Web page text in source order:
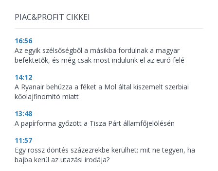
PIAC&PROFIT CIKKEI
16:56
Az egyik szélsőségből a másikba fordulnak a magyar
befektetők, és még csak most indulunk el az euró felé
14:12
A Ryanair behúzza a féket a Mol által kiszemelt szerbiai
kőolajfinomító miatt
13:48
A papírforma győzött a Tisza Párt államfőjelölésén
11:57
Egy rossz döntés százezrekbe kerülhet: mit ne tegyen, ha
bajba kerül az utazási irodája?